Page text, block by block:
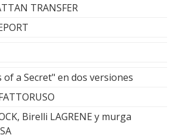
TRANSFER
of a Secret" en dos versiones
Birelli LAGRENE y murga